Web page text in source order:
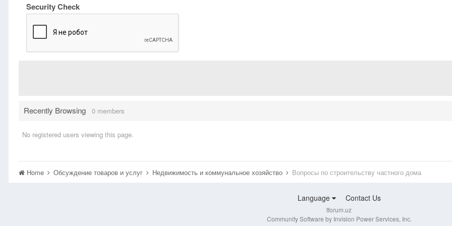
Security Check
Recently Browsing 0 members
No registered users viewing this page.
Home Обсуждение товаров и услуг Недвижимость и коммунальное хозяйство Вопросы по строительству частного дома
Language Contact Us
tforum.uz
Community Software by Invision Power Services, Inc.